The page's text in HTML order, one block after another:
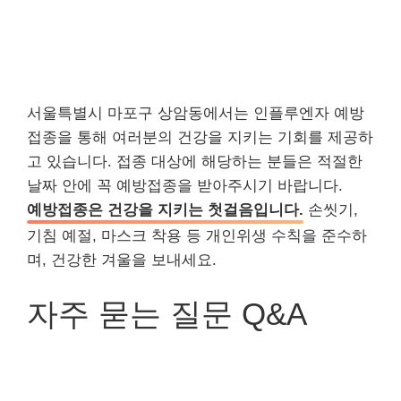
서울특별시 마포구 상암동에서는 인플루엔자 예방
접종을 통해 여러분의 건강을 지키는 기회를 제공하
고 있습니다. 접종 대상에 해당하는 분들은 적절한
날짜 안에 꼭 예방접종을 받아주시기 바랍니다.
예방접종은 건강을 지키는 첫걸음입니다. 손씻기,
기침 예절, 마스크 착용 등 개인위생 수칙을 준수하
며, 건강한 겨울을 보내세요.
자주 묻는 질문 Q&A